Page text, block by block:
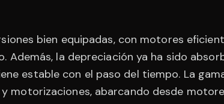
bien equipadas, con motores
Además, la depreciación ya ha sido
estable con el paso del tiempo. La
motorizaciones, abarcando desde